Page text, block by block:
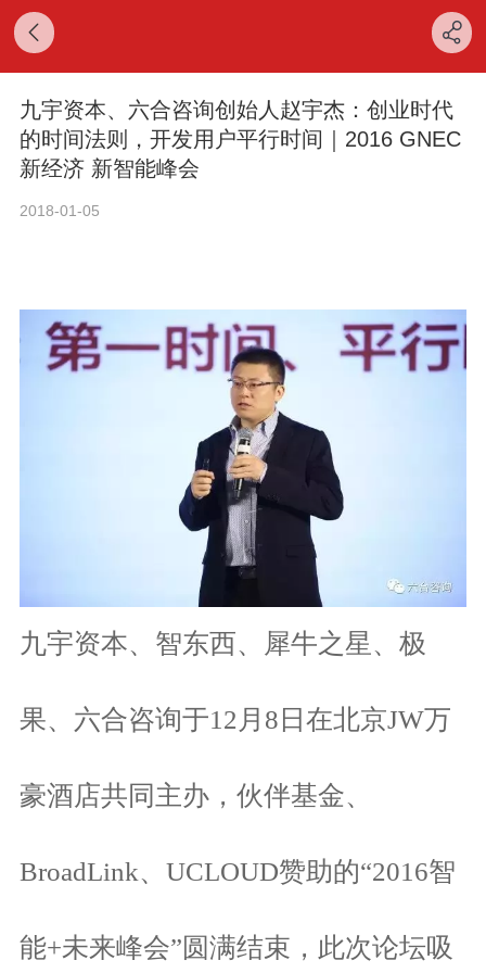
九宇资本、六合咨询创始人赵宇杰：创业时代
的时间法则，开发用户平行时间｜2016 GNEC
新经济 新智能峰会
2018-01-05
九宇资本、智东西、犀牛之星、极
果、六合咨询于12 月 8 日在北京JW万
豪酒店共同主办，伙伴基金、
BroadLink、UCLOUD赞助的“2016智
能+未来峰会” 圆满结束，此次论坛吸